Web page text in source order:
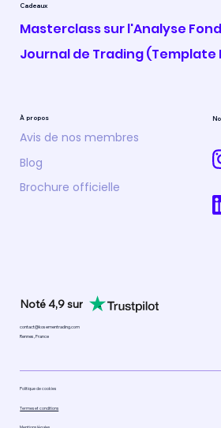
Rubrique Trading
- Semaine du 29
Noté 4,9 sur
Rennes, France
contact@kosementrading.com
À propos
Avis de nos membres
Blog
Brochure officielle
Termes et conditions
Politique de cookies
Cadeaux